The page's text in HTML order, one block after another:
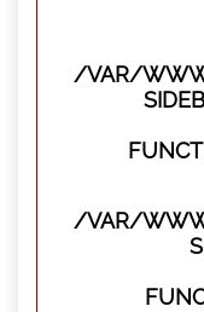
/VAR/
/VAR/